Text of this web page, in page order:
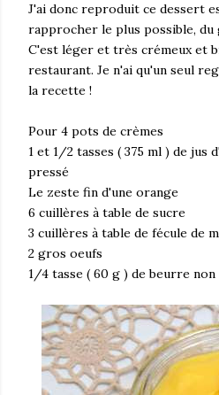
J'ai donc reproduit ce dessert
rapprocher le plus possible,
C'est léger et très crémeux et
restaurant. Je n'ai qu'un seul
la recette !
Pour 4 pots de crèmes
1 et 1/2 tasses ( 375 ml ) de jus
pressé
Le zeste fin d'une orange
6 cuillères à table de sucre
3 cuillères à table de fécule de
2 gros oeufs
1/4 tasse ( 60 g ) de beurre non